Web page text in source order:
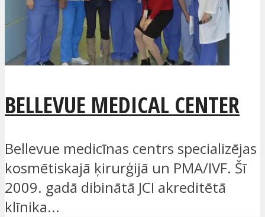
BELLEVUE MEDICAL CENTER
Bellevue medicīnas centrs specializējas
kosmētiskajā ķirurģijā un PMA/IVF. Šī
2009. gadā dibinātā JCI akreditētā
klīnika...